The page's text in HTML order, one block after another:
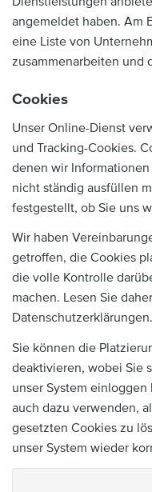
angemeldet haben. Am
eine Liste von
zusammenarbeiten und
Cookies
Unser Online-Dienst
und Tracking-Cookies.
denen wir
nicht ständig ausfüllen
festgestellt, ob Sie uns
Wir haben
getroffen, die Cookies
die volle Kontrolle
machen. Lesen Sie
Datenschutzerklärungen.
Sie können die
deaktivieren, wobei Sie
unser System
auch dazu verwenden,
gesetzten Cookies zu
unser System wieder